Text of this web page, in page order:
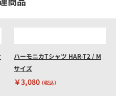
ハーモニカTシャツ HAR-T2 / M
サイズ
￥3,080（税込）